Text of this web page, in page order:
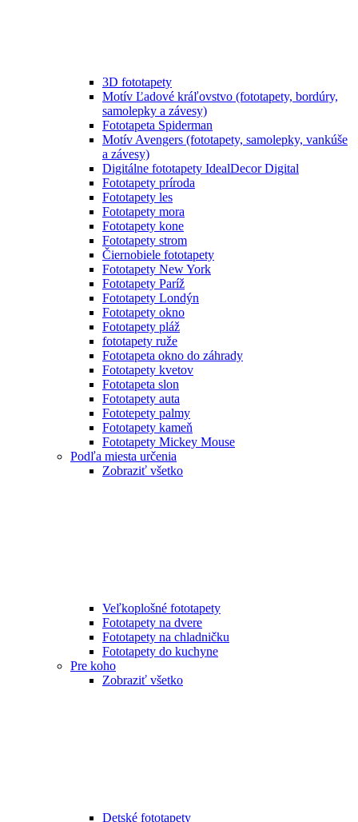
3D fototapety
Motív Ľadové kráľovstvo (fototapety, bordúry,
samolepky a závesy)
Fototapeta Spiderman
Motív Avengers (fototapety, samolepky, vankúše
a závesy)
Digitálne fototapety IdealDecor Digital
Fototapety príroda
Fototapety les
Fototapety mora
Fototapety kone
Fototapety strom
Čiernobiele fototapety
Fototapety New York
Fototapety Paríž
Fototapety Londýn
Fototapety okno
Fototapety pláž
fototapety ruže
Fototapeta okno do záhrady
Fototapety kvetov
Fototapeta slon
Fototapety auta
Fototepety palmy
Fototapety kameň
Fototapety Mickey Mouse
Podľa miesta určenia
Zobraziť všetko
Veľkoplošné fototapety
Fototapety na dvere
Fototapety na chladničku
Fototapety do kuchyne
Pre koho
Zobraziť všetko
Detské fototapety